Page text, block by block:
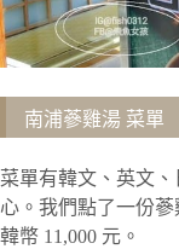
南浦蔘雞湯 菜單
菜單有韓文、英文
心。我們點了一份
韓幣 11,000 元。